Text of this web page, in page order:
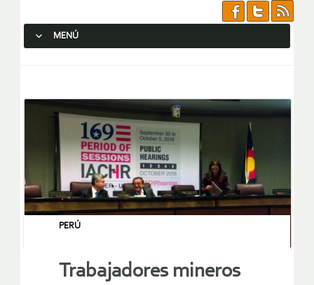
MENÚ
PERÚ
Trabajadores mineros